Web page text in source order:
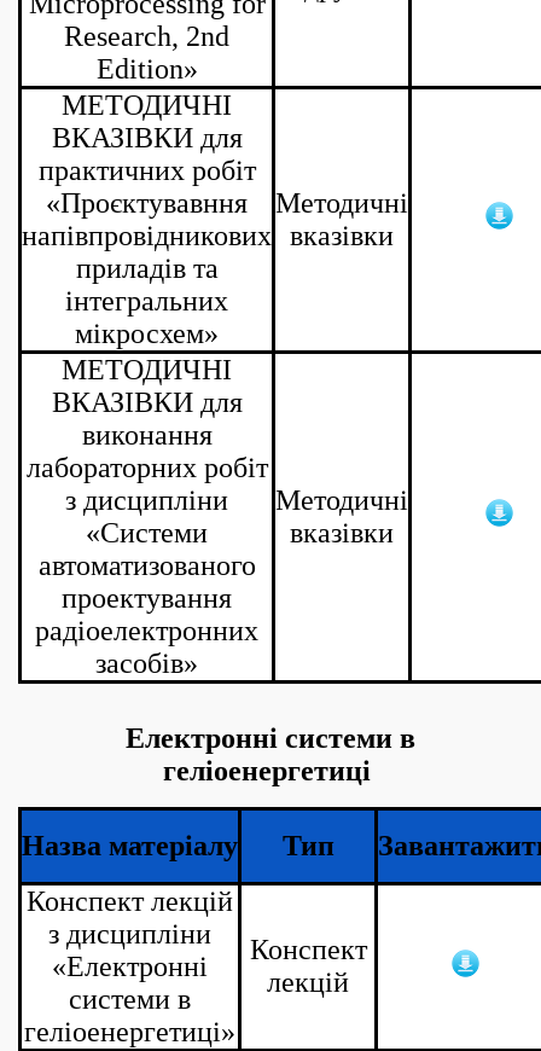
Research, 2nd
Edition»
МЕТОДИЧНІ
ВКАЗІВКИ для
практичних робіт
«Проєктувавння
напівпровідникових
приладів та
інтегральних
мікросхем»
Методичні
вказівки
МЕТОДИЧНІ
ВКАЗІВКИ для
виконання
лабораторних робіт
з дисципліни
«Системи
автоматизованого
проектування
радіоелектронних
засобів»
Методичні
вказівки
Електронні системи в
геліоенергетиці
Назва матеріалу Тип
Конспект лекцій
з дисципліни
«Електронні
системи в
геліоенергетиці»
Конспект
лекцій